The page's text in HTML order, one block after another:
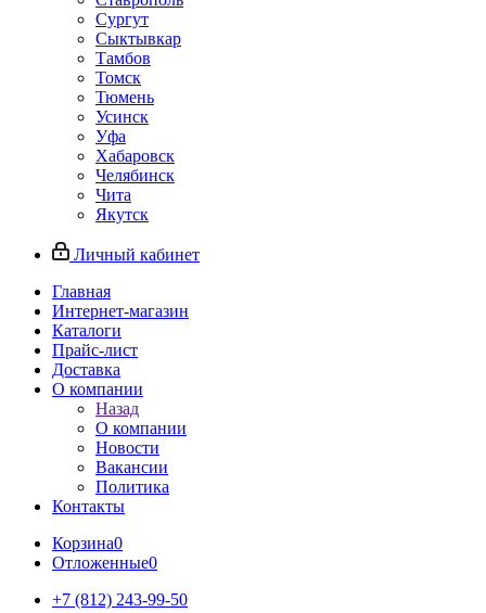
Сургут
Сыктывкар
Тамбов
Томск
Тюмень
Усинск
Уфа
Хабаровск
Челябинск
Чита
Якутск
Личный кабинет
Главная
Интернет-магазин
Каталоги
Прайс-лист
Доставка
О компании
Назад
О компании
Новости
Вакансии
Политика
Контакты
Корзина0
Отложенные0
+7 (812) 243-99-50